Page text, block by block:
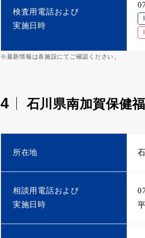
検査用電話および
実施日時
※最新情報は各施設にてご確認ください。
4 石川県南加賀保健
所在地
相談用電話および
実施日時